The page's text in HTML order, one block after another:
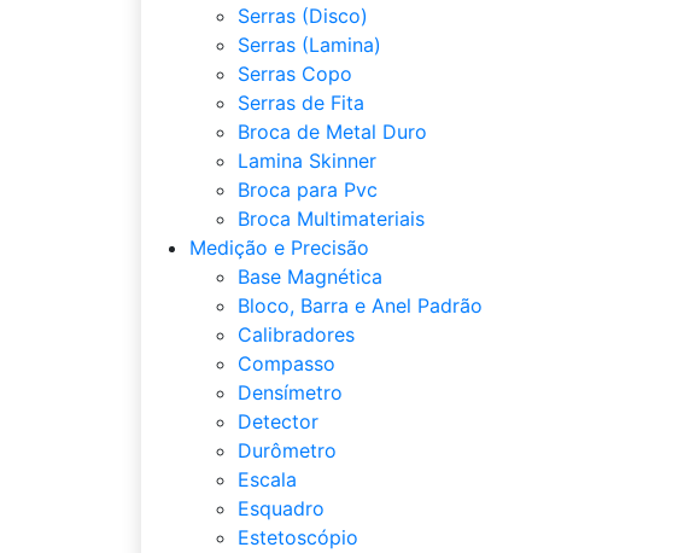
Serras (Disco)
Serras (Lamina)
Serras Copo
Serras de Fita
Broca de Metal Duro
Lamina Skinner
Broca para Pvc
Broca Multimateriais
Medição e Precisão
Base Magnética
Bloco, Barra e Anel Padrão
Calibradores
Compasso
Densímetro
Detector
Durômetro
Escala
Esquadro
Estetoscópio